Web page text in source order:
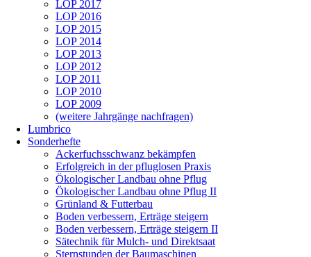
LOP 2017
LOP 2016
LOP 2015
LOP 2014
LOP 2013
LOP 2012
LOP 2011
LOP 2010
LOP 2009
(weitere Jahrgänge nachfragen)
Lumbrico
Sonderhefte
Ackerfuchsschwanz bekämpfen
Erfolgreich in der pfluglosen Praxis
Ökologischer Landbau ohne Pflug
Ökologischer Landbau ohne Pflug II
Grünland & Futterbau
Boden verbessern, Erträge steigern
Boden verbessern, Erträge steigern II
Sätechnik für Mulch- und Direktsaat
Sternstunden der Baumaschinen